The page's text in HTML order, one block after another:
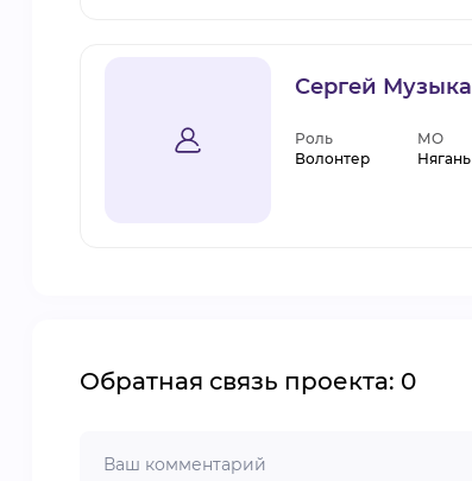
Сергей Музыка
Роль
Волонтер
МО
Нягань
Обратная связь проекта: 0